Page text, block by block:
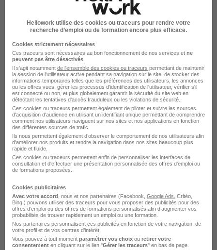
Le Recrutement chez Ifremer dans le
domaine Biotechnologie
Ifremer Technicien en histologie
Ifremer Ingénieur biologiste
Ifremer Ingénieur bioinformatique
Postuler chez Ifremer par Métier
Administrateur système Ifremer
Responsable service client Ifremer
Administrateur fonctionnel Ifremer
Assistante de direction Ifremer
Chargé d'études environnement Ifremer
Chargé d'opération Ifremer
Voir plus
Hellowork utilise des cookies ou traceurs pour rendre votre
recherche d’emploi ou de formation encore plus efficace.
Cookies strictement nécessaires
Ces traceurs sont nécessaires au bon fonctionnement de nos services et ne
peuvent pas être désactivés
Il s'agit notamment de l'ensemble des cookies ou traceurs permettant de maintenir
la session de l'utilisateur active pendant sa navigation sur le site, de stocker des
informations temporaires telles que les préférences des utilisateurs, les annonces
ou les offres vues, gérer les processus d'identification de l'utilisateur, vérifier s'il
est connecté ou non, et plus globalement garantir la sécurité du site web en
détectant les tentatives d'accès frauduleux ou les violations de sécurité.
Ces cookies ou traceurs permettent également de piloter et suivre les sources
d'acquisition d'audience en utilisant un identifiant unique permettant de comprendre
comment nos utilisateurs naviguent sur nos sites et nos applications en fonction
des différentes sources de trafic.
Ils nous permettent également d’observer le comportement de nos utilisateurs afin
d'améliorer nos produits et rendre la navigation dans nos sites beaucoup plus
rapide et fluide.
Ces cookies ou traceurs permettent enfin de personnaliser les interfaces de
consultation et d'effectuer une présentation personnalisée des offres d'emploi ou
de formations proposées.
Cookies publicitaires
Avec votre accord , nous et nos partenaires (Facebook, Google Ads , Critéo,
Bing,) pouvons utiliser des traceurs pour vous proposer des publicités pour des
offres d’emploi ou des offres de formations personnalisés afin d’augmenter vos
probabilités de trouver rapidement un emploi ou une formation.
Nos partenaires personnalisent ces publicités en fonction de votre navigation, de
votre profil et de vos centres d’intérêt.
Vous pouvez à tout moment paramétrer vos choix ou retirer votre
consentement en cliquant sur le lien "Gérer les traceurs" en bas de page.